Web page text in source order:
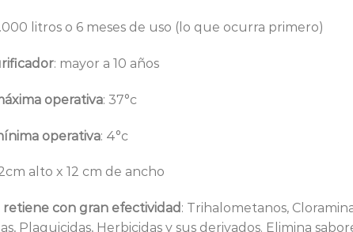
litros o 6 meses de uso (lo que ocurra primero)
: mayor a 10 años
operativa: 37°c
operativa: 4°c
alto x 12 cm de ancho
retiene con gran efectividad : Trihalometanos,
Plaguicidas, Herbicidas y sus derivados. Elimina